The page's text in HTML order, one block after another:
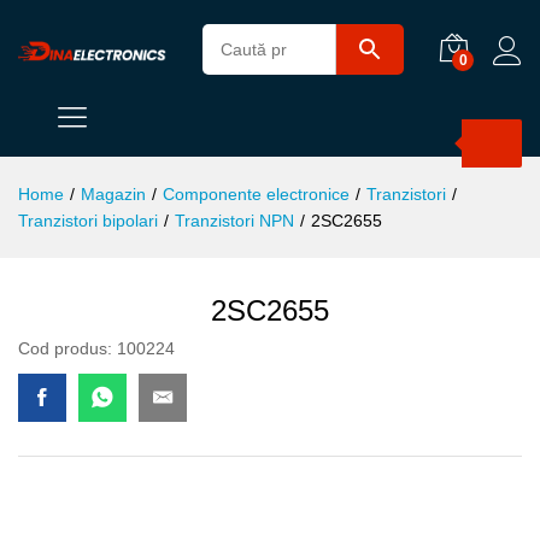
0
Home / Magazin / Componente electronice / Tranzistori /
Tranzistori bipolari / Tranzistori NPN / 2SC2655
2SC2655
Cod produs: 100224